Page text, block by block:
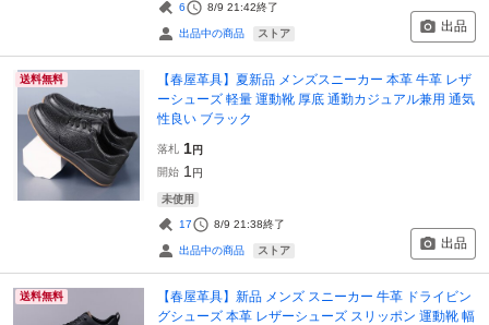
6 8/9 21:42終了
出品中の商品 ストア 出品
送料無料
【春屋革具】夏新品 メンズスニーカー 本革 牛革 レザ
ーシューズ 軽量 運動靴 厚底 通勤カジュアル兼用 通気
性良い ブラック
落札 1円
開始 1 円
未使用
17 8/9 21:38終了
出品中の商品 ストア 出品
送料無料
【春屋革具】新品 メンズ スニーカー 牛革 ドライビン
グシューズ 本革 レザーシューズ スリッポン 運動靴 幅